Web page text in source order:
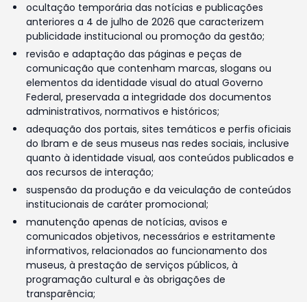
ocultação temporária das notícias e publicações
anteriores a 4 de julho de 2026 que caracterizem
publicidade institucional ou promoção da gestão;
revisão e adaptação das páginas e peças de
comunicação que contenham marcas, slogans ou
elementos da identidade visual do atual Governo
Federal, preservada a integridade dos documentos
administrativos, normativos e históricos;
adequação dos portais, sites temáticos e perfis oficiais
do Ibram e de seus museus nas redes sociais, inclusive
quanto à identidade visual, aos conteúdos publicados e
aos recursos de interação;
suspensão da produção e da veiculação de conteúdos
institucionais de caráter promocional;
manutenção apenas de notícias, avisos e
comunicados objetivos, necessários e estritamente
informativos, relacionados ao funcionamento dos
museus, à prestação de serviços públicos, à
programação cultural e às obrigações de
transparência;